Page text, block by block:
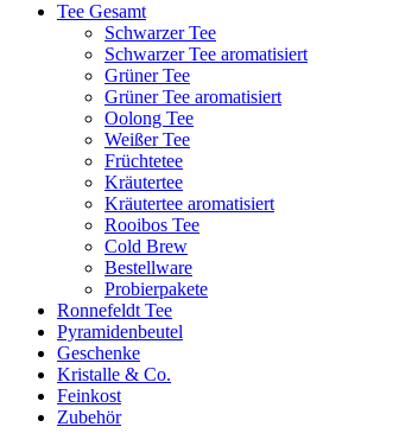
Tee Gesamt
Schwarzer Tee
Schwarzer Tee aromatisiert
Grüner Tee
Grüner Tee aromatisiert
Oolong Tee
Weißer Tee
Früchtetee
Kräutertee
Kräutertee aromatisiert
Rooibos Tee
Cold Brew
Bestellware
Probierpakete
Ronnefeldt Tee
Pyramidenbeutel
Geschenke
Kristalle & Co.
Feinkost
Zubehör